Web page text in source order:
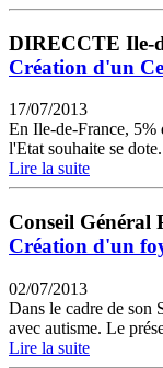
DIRECCTE Ile-
Création d'un
17/07/2013
En Ile-de-France, 5%
l'Etat souhaite se
Lire la suite
Conseil Général
Création d'un
02/07/2013
Dans le cadre de son
avec autisme. Le
Lire la suite